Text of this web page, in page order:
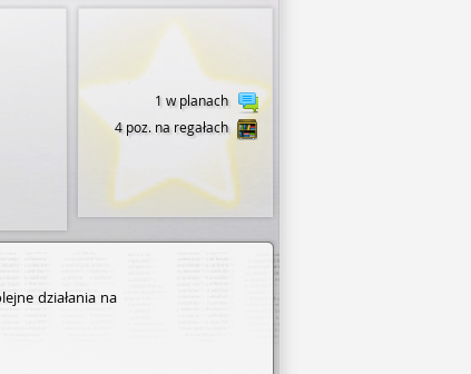
Wtorek 7.30 - 17.00
Środa 7.30 - 15.30
Czwartek 7.30 - 16.30
Piątek 7.30 - 14.00
1 w planach
4 poz. na regałach
działania na